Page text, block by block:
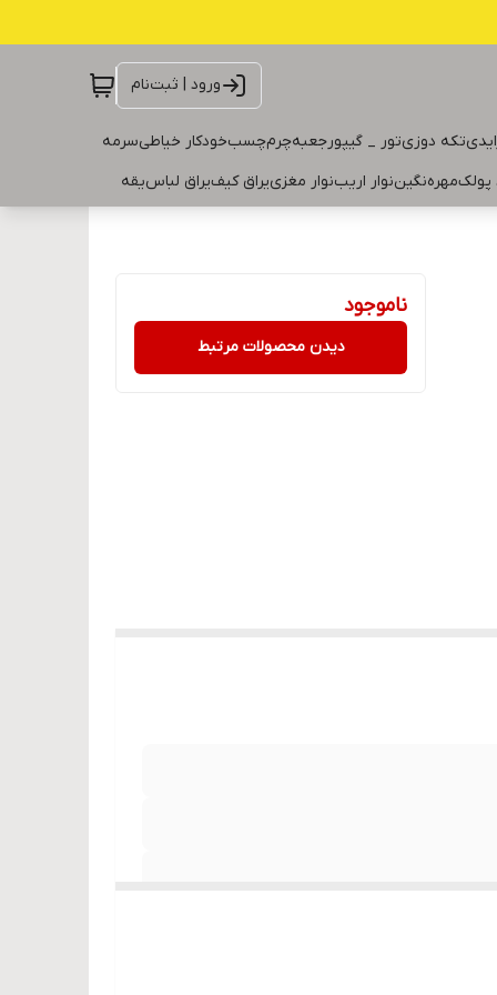
ورود | ثبت‌نام
تکه دوزیتور _ گیپورجعبهچرمچسبخودکار خیاطیسرمه
پولکمهرهنگیننوار اریبنوار مغزییراق کیفیراق لباسیقه
ناموجود
دیدن محصولات مرتبط